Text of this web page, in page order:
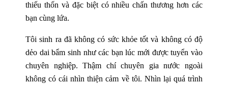
thiếu thốn và đặc biệt có nhiều chấn thương hơn các
bạn cùng lứa.
Tôi sinh ra đã không có sức khỏe tốt và không có độ
dẻo dai bẩm sinh như các bạn lúc mới được tuyển vào
chuyên nghiệp. Thậm chí chuyên gia nước ngoài
không có cái nhìn thiện cảm về tôi. Nhìn lại quá trình